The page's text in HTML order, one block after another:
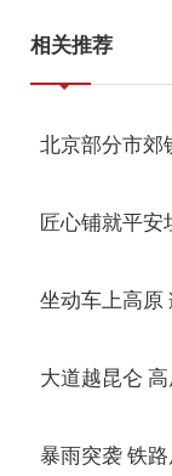
相关推荐
北京部分市郊
匠心铺就平安
坐动车上高原
大道越昆仑
暴雨突袭 铁